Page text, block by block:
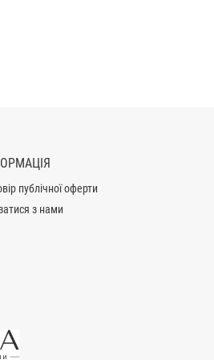
публічної оферти
з нами